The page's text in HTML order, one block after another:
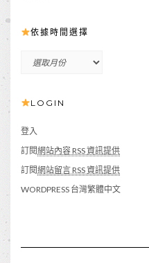
依據時間選擇
間
擇
LOGIN
登入
訂閱網站內容 RSS 資訊提供
訂閱網站留言 RSS 資訊提供
WORDPRESS 台灣繁體中文